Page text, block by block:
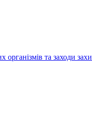
та заходи